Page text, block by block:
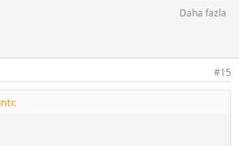
Daha fazla
#15